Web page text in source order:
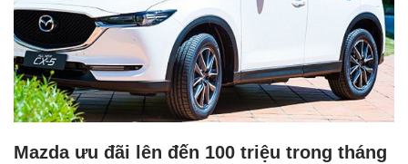
Mazda ưu đãi lên đến 100 triệu trong tháng